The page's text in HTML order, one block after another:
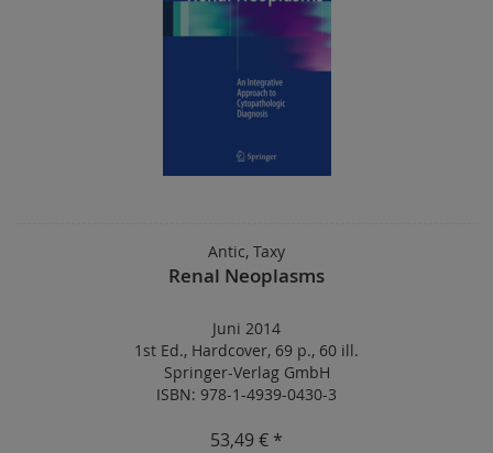
Antic, Taxy
Renal Neoplasms
Juni 2014
1st Ed., Hardcover, 69 p., 60 ill.
Springer-Verlag GmbH
ISBN: 978-1-4939-0430-3
53,49 € *